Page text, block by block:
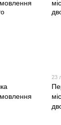
23